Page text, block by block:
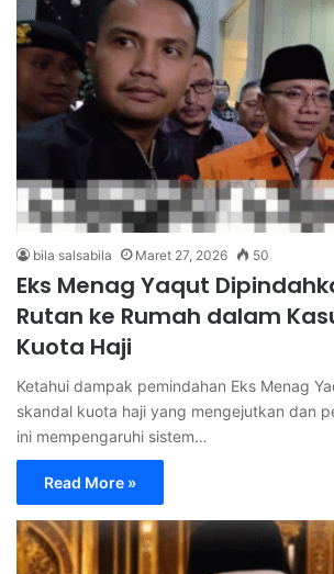
bila salsabila Maret 27, 2026 50
Eks Menag Yaqut
Rutan ke Rumah dalam
Kuota Haji
Ketahui dampak pemindahan Eks Menag
skandal kuota haji yang mengejutkan dan
ini mempengaruhi sistem…
Read More »